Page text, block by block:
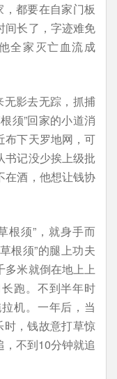
，都要在自家门板
间长了，字迹难免
全家灭亡血流成
无影去无踪，抓捕
须”回家的小道消
布下天罗地网，可
书记没少挨上级批
在酒，他想让钱协
根须”，就身手而
根须”的腿上功夫
多米就倒在地上上
跑。不到半年时
机。一年后，当
时，钱故意打草惊
不到10分钟就追